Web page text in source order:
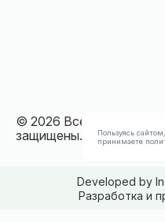
© 2026 Все права
защищены.
Developed by
Разработка и
Пользуясь
принимаете